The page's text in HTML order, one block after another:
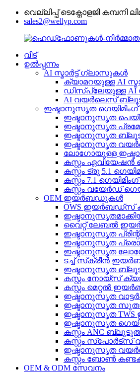
വെല്ലിപ്പ് ടെക്നോളജി കമ്പനി
sales2@wellyp.com
വീട്
ഉൽപ്പന്നം
AI സ്മാർട്ട് ഗ്ലാസുകൾ
ക്യാമറയുള്ള AI
ഡിസ്‌പ്ലേയുള്ള AI
AI വയർലെസ്
ഇഷ്ടാനുസൃത
ഇഷ്ടാനുസൃത
ഇഷ്ടാനുസൃത
ഇഷ്ടാനുസൃത
ഇഷ്ടാനുസൃത
ലോഗോയുള്ള
കസ്റ്റം
കസ്റ്റം ട്രൂ 5.1
കസ്റ്റം 7.1
കസ്റ്റം വയേർഡ്
OEM ഇയർബഡുകൾ
OWS ഇയർബഡ്‌സ്
വൈറ്റ് ലേബൽ
ഇഷ്ടാനുസൃത
ഇഷ്ടാനുസൃത
ഇഷ്ടാനുസൃത
ടച്ച് സ്‌ക്രീൻ
ഇഷ്ടാനുസൃത
കസ്റ്റം നോയ്‌സ്
കസ്റ്റം മെറ്റൽ
ഇഷ്ടാനുസൃത
ഇഷ്ടാനുസൃത
ഇഷ്ടാനുസൃത
ഇഷ്ടാനുസൃത
കസ്റ്റം ANC
കസ്റ്റം
ഇഷ്ടാനുസൃത
കസ്റ്റം ബോൺ
OEM & ODM സേവനം